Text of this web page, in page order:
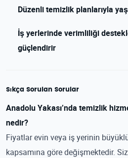
Düzenli temizlik planlarıyla
İş yerlerinde verimliliği
güçlendirir
Sıkça Sorulan Sorular
Anadolu Yakası’nda temizlik
nedir?
Fiyatlar evin veya iş yerinin
kapsamına göre değişmektedir.